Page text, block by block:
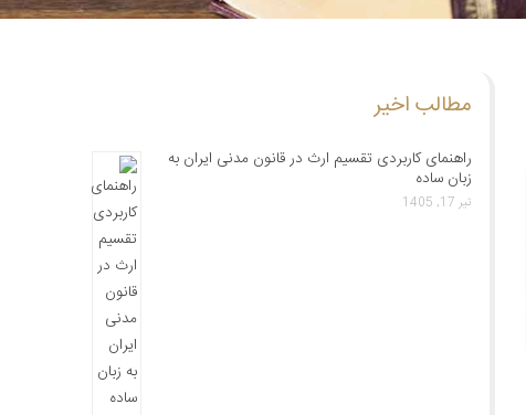
مطالب اخیر
راهنمای کاربردی تقسیم ارث در قانون مدنی ایران به
زبان ساده
تیر 17, 1405